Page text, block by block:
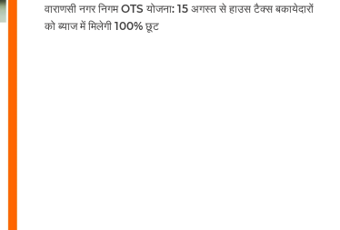
वाराणसी नगर निगम OTS योजना: 15 अगस्त से हाउस टैक्स बकायेदारों
को ब्याज में मिलेगी 100% छूट